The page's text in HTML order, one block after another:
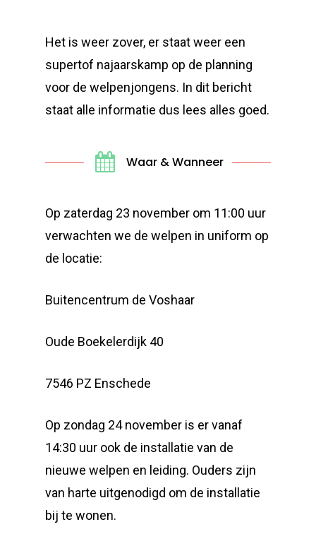
Het is weer zover, er staat weer een
supertof najaarskamp op de planning
voor de welpenjongens. In dit bericht
staat alle informatie dus lees alles goed.
Waar & Wanneer
Op zaterdag 23 november om 11:00 uur
verwachten we de welpen in uniform op
de locatie:
Buitencentrum de Voshaar
Oude Boekelerdijk 40
7546 PZ Enschede
Op zondag 24 november is er vanaf
14:30 uur ook de installatie van de
nieuwe welpen en leiding. Ouders zijn
van harte uitgenodigd om de installatie
bij te wonen.